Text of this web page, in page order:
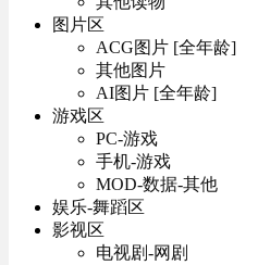
图片区
ACG图片 [全年龄]
其他图片
AI图片 [全年龄]
游戏区
PC-游戏
手机-游戏
MOD-数据-其他
娱乐-舞蹈区
影视区
电视剧-网剧